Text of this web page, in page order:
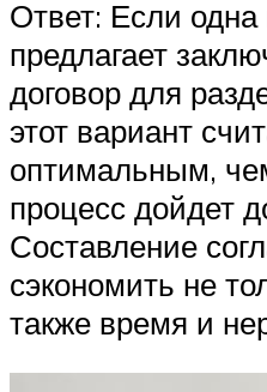
Ответ: Если
предлагает
договор для
этот вариант
оптимальным,
процесс дойдет
Составление
сэкономить не
также время и